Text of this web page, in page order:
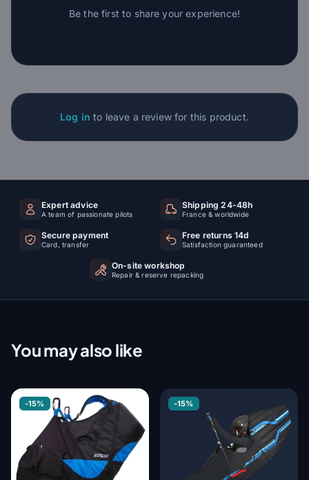
Be the first to share your experience!
Log in to leave a review for this product.
Expert advice
A team of passionate pilots
Shipping 24-48h
France & worldwide
Secure payment
Card, transfer
Free returns 14d
Satisfaction guaranteed
On-site workshop
Repair & reserve repacking
You may also like
-15% -15%